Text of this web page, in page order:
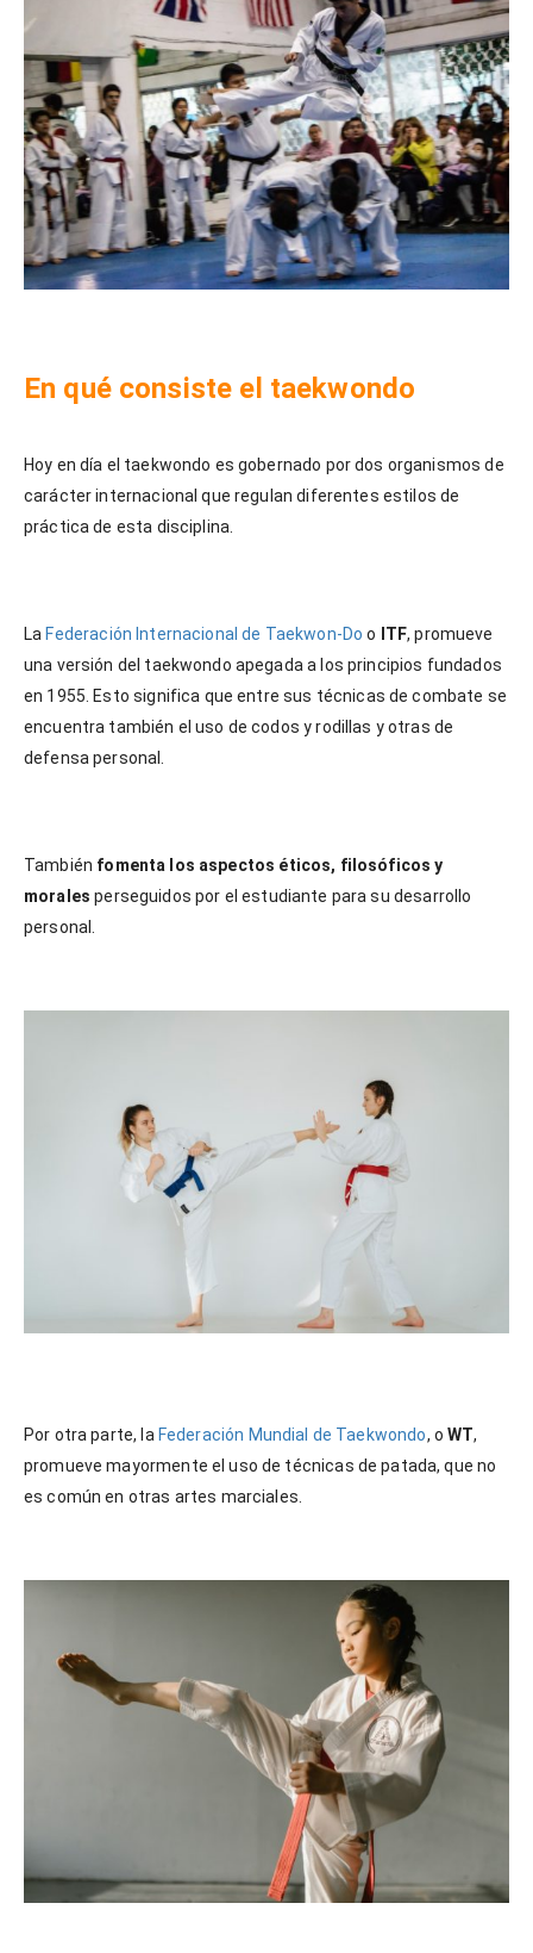
En qué consiste el taekwondo
Hoy en día el taekwondo es gobernado por dos organismos de
carácter internacional que regulan diferentes estilos de
práctica de esta disciplina.
La Federación Internacional de Taekwon-Do o ITF, promueve
una versión del taekwondo apegada a los principios fundados
en 1955. Esto significa que entre sus técnicas de combate se
encuentra también el uso de codos y rodillas y otras de
defensa personal.
También fomenta los aspectos éticos, filosóficos y
morales perseguidos por el estudiante para su desarrollo
personal.
Por otra parte, la Federación Mundial de Taekwondo, oWT,
promueve mayormente el uso de técnicas de patada, que no
es común en otras artes marciales.